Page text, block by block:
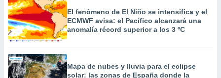
El fenómeno de El Niño se intensifica y el
ECMWF avisa: el Pacífico alcanzará una
anomalía récord superior a los 3 ºC
Mapa de nubes y lluvia para el eclipse
solar: las zonas de España donde la